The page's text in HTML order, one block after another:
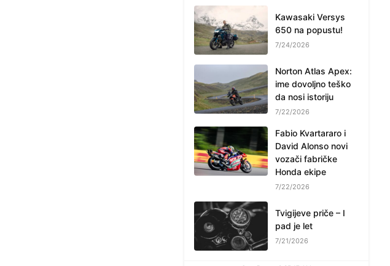
Kawasaki Versys
650 na popustu!
7/24/2026
Norton Atlas Apex:
ime dovoljno teško
da nosi istoriju
7/22/2026
Fabio Kvartararo i
David Alonso novi
vozači fabričke
Honda ekipe
7/22/2026
Tvigijeve priče – I
pad je let
7/21/2026